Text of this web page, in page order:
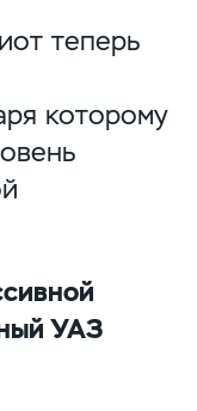
теперь
которому
УАЗ